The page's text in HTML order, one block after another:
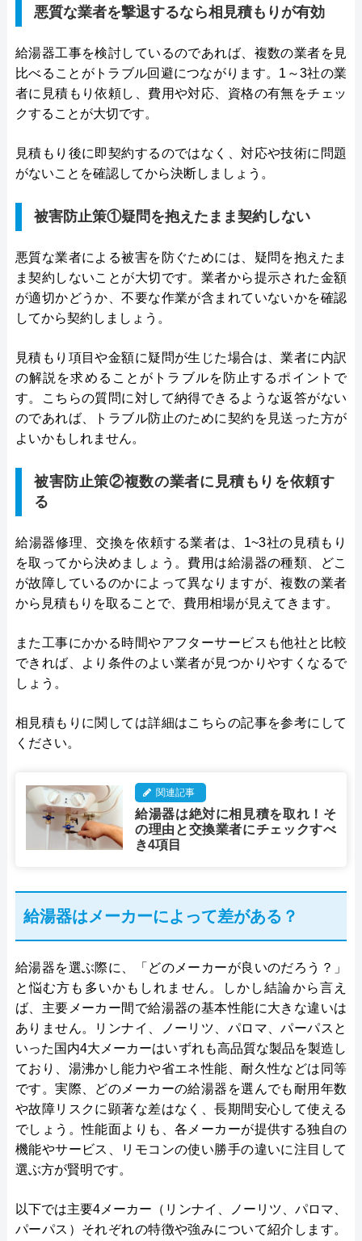
悪質な業者を撃退するなら相見積もりが有効
給湯器工事を検討しているのであれば、複数の業者を見
比べることがトラブル回避につながります。1～3社の業
者に見積もり依頼し、費用や対応、資格の有無をチェッ
クすることが大切です。
見積もり後に即契約するのではなく、対応や技術に問題
がないことを確認してから決断しましょう。
被害防止策①疑問を抱えたまま契約しない
悪質な業者による被害を防ぐためには、疑問を抱えたま
ま契約しないことが大切です。業者から提示された金額
が適切かどうか、不要な作業が含まれていないかを確認
してから契約しましょう。
見積もり項目や金額に疑問が生じた場合は、業者に内訳
の解説を求めることがトラブルを防止するポイントで
す。こちらの質問に対して納得できるような返答がない
のであれば、トラブル防止のために契約を見送った方が
よいかもしれません。
被害防止策②複数の業者に見積もりを依頼す
る
給湯器修理、交換を依頼する業者は、1~3社の見積もり
を取ってから決めましょう。費用は給湯器の種類、どこ
が故障しているのかによって異なりますが、複数の業者
から見積もりを取ることで、費用相場が見えてきます。
また工事にかかる時間やアフターサービスも他社と比較
できれば、より条件のよい業者が見つかりやすくなるで
しょう。
相見積もりに関しては詳細はこちらの記事を参考にして
ください。
関連記事
給湯器は絶対に相見積を取れ！そ
の理由と交換業者にチェックすべ
き4項目
給湯器はメーカーによって差がある？
給湯器を選ぶ際に、「どのメーカーが良いのだろう？」
と悩む方も多いかもしれません。しかし結論から言え
ば、主要メーカー間で給湯器の基本性能に大きな違いは
ありません。リンナイ、ノーリツ、パロマ、パーパスと
いった国内4大メーカーはいずれも高品質な製品を製造し
ており、湯沸かし能力や省エネ性能、耐久性などは同等
です。実際、どのメーカーの給湯器を選んでも耐用年数
や故障リスクに顕著な差はなく、長期間安心して使える
でしょう。性能面よりも、各メーカーが提供する独自の
機能やサービス、リモコンの使い勝手の違いに注目して
選ぶ方が賢明です。
以下では主要4メーカー（リンナイ、ノーリツ、パロマ、
パーパス）それぞれの特徴や強みについて紹介します。